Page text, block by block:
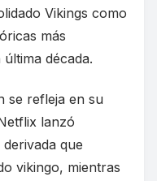
Vikings como
más
década.
se refleja en su
lanzó
que
vikingo, mientras